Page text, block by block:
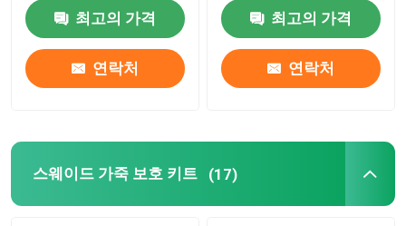
구성 보호기 스프레이
구성 악취 제거제 스프레이
구성 얼룩 보호기
최고의 가격
연락처
최고의 가격
연락처
스웨이드 가죽 보호 키트 (17)